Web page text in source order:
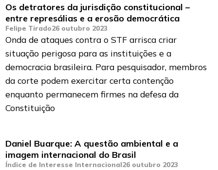
Os detratores da jurisdição constitucional –
entre represálias e a erosão democrática
Felipe Tirado26 outubro 2023
Onda de ataques contra o STF arrisca criar
situação perigosa para as instituições e a
democracia brasileira. Para pesquisador, membros
da corte podem exercitar certa contenção
enquanto permanecem firmes na defesa da
Constituição
Daniel Buarque: A questão ambiental e a
imagem internacional do Brasil
Índice de Interesse Internacional26 outubro 2023